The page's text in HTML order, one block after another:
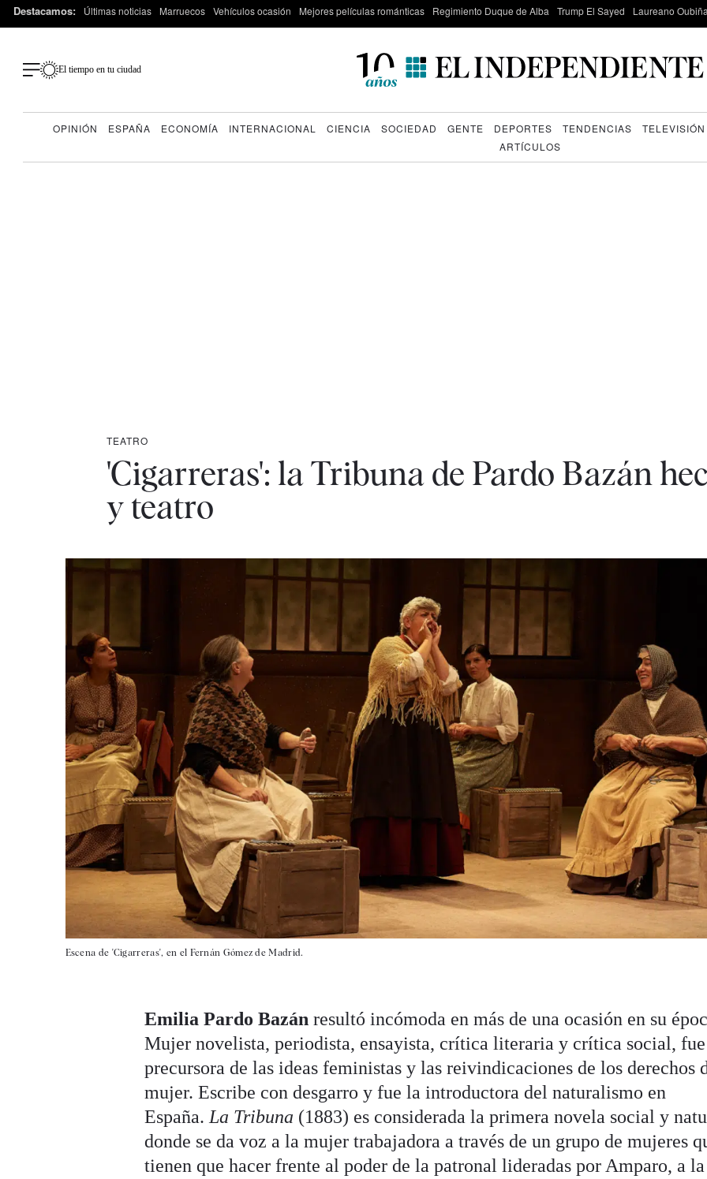
Destacamos: Últimas noticias Marruecos Vehículos ocasión Mejores películas románticas Regimiento Duque de Alba Trump El Sayed Laureano
El tiempo en tu ciudad
OPINIÓN ESPAÑA ECONOMÍA INTERNACIONAL CIENCIA SOCIEDAD GENTE DEPORTES TENDENCIAS
TELEVISIÓN
ARTÍCULOS
TEATRO
'Cigarreras': la Tribuna de Pardo Bazán
y teatro
Escena de 'Cigarreras', en el Fernán Gómez de Madrid.
Emilia Pardo Bazán resultó incómoda en más de una ocasión en su
Mujer novelista, periodista, ensayista, crítica literaria y crítica social, fue
precursora de las ideas feministas y las reivindicaciones de los derechos
mujer. Escribe con desgarro y fue la introductora del naturalismo en
España. La Tribuna (1883) es considerada la primera novela social y
donde se da voz a la mujer trabajadora a través de un grupo de mujeres
tienen que hacer frente al poder de la patronal lideradas por Amparo, a